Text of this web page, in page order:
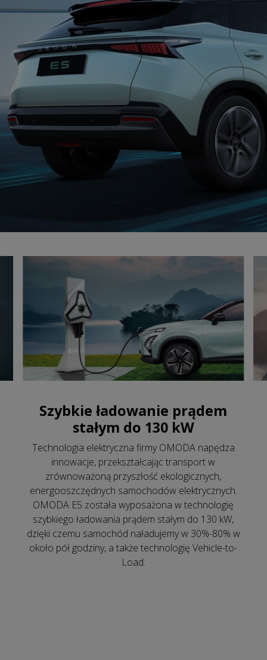
Szybkie ładowanie prądem
stałym do 130 kW
Technologia elektryczna firmy OMODA napędza
innowacje, przekształcając transport w
zrównoważoną przyszłość ekologicznych,
energooszczędnych samochodów elektrycznych.
OMODA E5 została wyposażona w technologię
szybkiego ładowania prądem stałym do 130 kW,
dzięki czemu samochód naładujemy w 30%-80% w
około pół godziny, a także technologię Vehicle-to-
Load.